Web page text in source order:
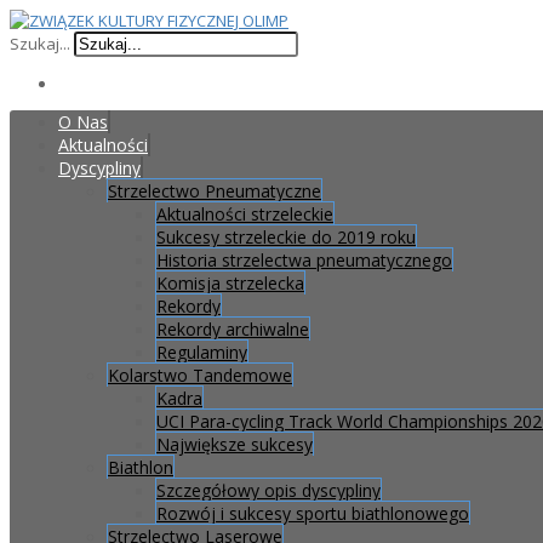
Szukaj...
O Nas
Aktualności
Dyscypliny
Strzelectwo Pneumatyczne
Aktualności strzeleckie
Sukcesy strzeleckie do 2019 roku
Historia strzelectwa pneumatycznego
Komisja strzelecka
Rekordy
Rekordy archiwalne
Regulaminy
Kolarstwo Tandemowe
Kadra
UCI Para-cycling Track World Championships
Największe sukcesy
Biathlon
Szczegółowy opis dyscypliny
Rozwój i sukcesy sportu biathlonowego
Strzelectwo Laserowe